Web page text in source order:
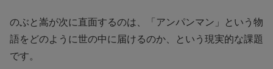
のぶと嵩が次に直面するのは、「アンパンマン」という物
語をどのように世の中に届けるのか、という現実的な課題
です。